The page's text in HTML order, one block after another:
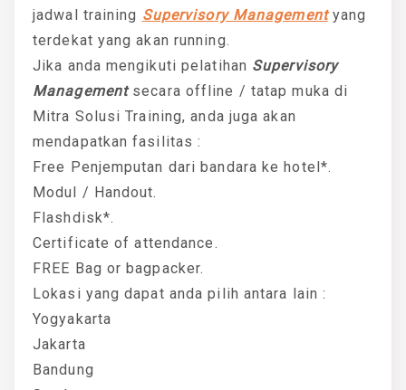
jadwal training Supervisory Managementyang
terdekat yang akan running.
Jika anda mengikuti pelatihan Supervisory
Managementsecara offline / tatap muka di
Mitra Solusi Training, anda juga akan
mendapatkan fasilitas :
Free Penjemputan dari bandara ke hotel*.
Modul / Handout.
Flashdisk*.
Certificate of attendance.
FREE Bag or bagpacker.
Lokasi yang dapat anda pilih antara lain :
Yogyakarta
Jakarta
Bandung